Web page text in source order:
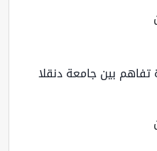
بين جامعة دنقلا